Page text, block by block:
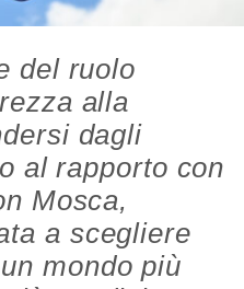
del ruolo
alla
dagli
al rapporto con
Mosca,
a scegliere
mondo più